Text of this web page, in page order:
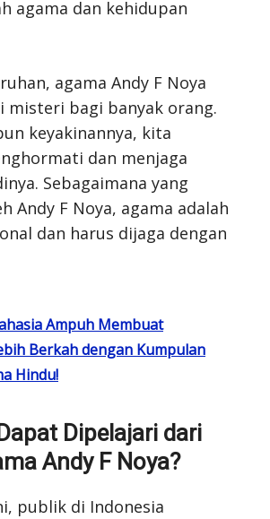
agama dan kehidupan
agama Andy F Noya
misteri bagi banyak orang.
keyakinannya, kita
dan menjaga
Sebagaimana yang
Andy F Noya, agama adalah
dan harus dijaga dengan
Ampuh Membuat
Berkah dengan Kumpulan
Hindu!
Dipelajari dari
Andy F Noya?
publik di Indonesia